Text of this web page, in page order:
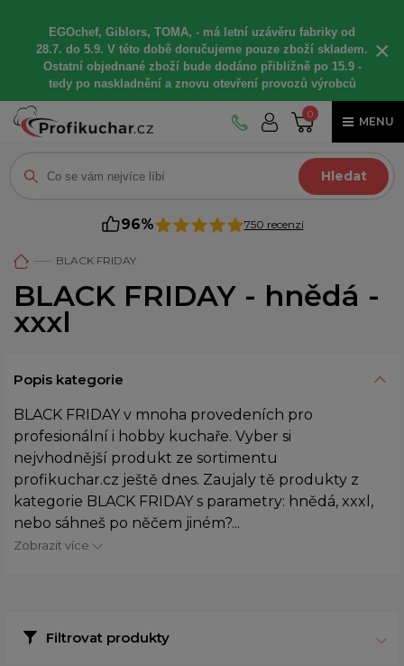
EGOchef, Giblors, TOMA, - má letní uzávěru fabriky od
28.7. do 5.9. V této době doručujeme pouze zboží skladem.
Ostatní objednané zboží bude dodáno přibližně po 15.9 -
tedy po naskladnění a znovu otevření provozů výrobců
×
0
MENU
Hledat
96% 750 recenzí
BLACK FRIDAY
BLACK FRIDAY - hnědá -
xxxl
Popis kategorie
BLACK FRIDAY v mnoha provedeních pro
profesionální i hobby kuchaře. Vyber si
nejvhodnější produkt ze sortimentu
profikuchar.cz ještě dnes. Zaujaly tě produkty z
kategorie BLACK FRIDAY s parametry: hnědá, xxxl,
nebo sáhneš po něčem jiném?...
Zobrazit více
Filtrovat produkty